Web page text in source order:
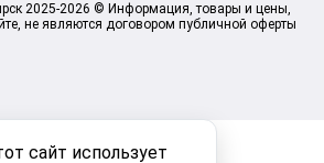
сайт использует
2025-2026 © Информация, товары и цены,
не являются договором публичной оферты